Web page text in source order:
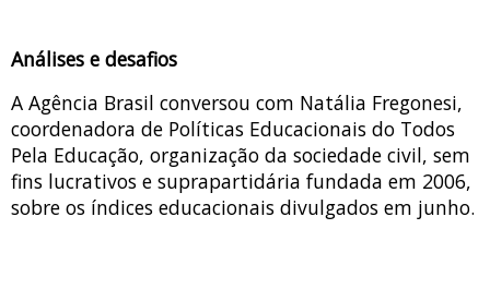
Análises e desafios
A Agência Brasil conversou com Natália Fregonesi,
coordenadora de Políticas Educacionais do Todos
Pela Educação, organização da sociedade civil, sem
fins lucrativos e suprapartidária fundada em 2006,
sobre os índices educacionais divulgados em junho.